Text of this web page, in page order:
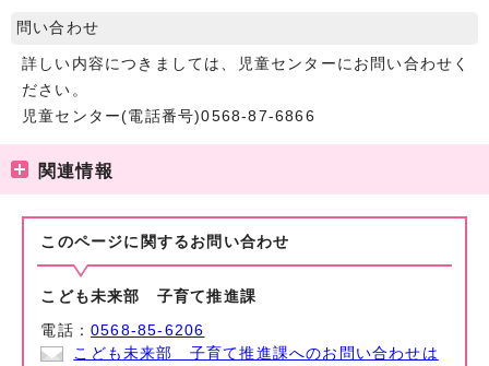
問い合わせ
詳しい内容につきましては、児童センターにお問い合わせく
ださい。
児童センター(電話番号)0568-87-6866
関連情報
このページに関する お問い合わせ
こども未来部 子育て推進課
電話：0568-85-6206
こども未来部 子育て推進課へのお問い合わせは